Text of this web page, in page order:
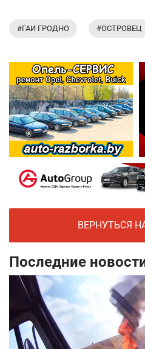
#ГАИ ГРОДНО #ОСТРОВЕЦ
ВЕРНУТЬСЯ
Последние